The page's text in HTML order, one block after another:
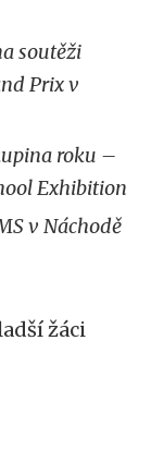
soutěži
Prix v
roku –
Exhibition
v Náchodě
žáci